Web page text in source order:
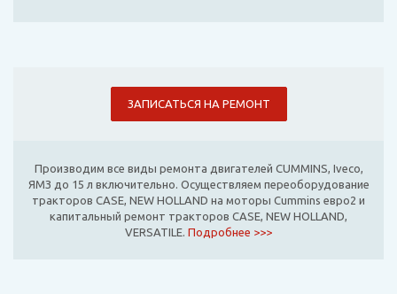
ЗАПИСАТЬСЯ НА РЕМОНТ
Производим все виды ремонта двигателей CUMMINS, Iveco,
ЯМЗ до 15 л включительно. Осуществляем переоборудование
тракторов CASE, NEW HOLLAND на моторы Cummins евро2 и
капитальный ремонт тракторов CASE, NEW HOLLAND,
VERSATILE. Подробнее >>>